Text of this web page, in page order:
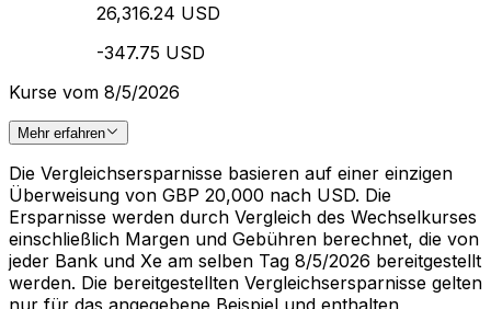
26,316.24 USD
-347.75 USD
Kurse vom 8/5/2026
Mehr erfahren
Die Vergleichsersparnisse basieren auf einer einzigen
Überweisung von GBP 20,000 nach USD. Die
Ersparnisse werden durch Vergleich des Wechselkurses
einschließlich Margen und Gebühren berechnet, die von
jeder Bank und Xe am selben Tag 8/5/2026 bereitgestellt
werden. Die bereitgestellten Vergleichsersparnisse gelten
nur für das angegebene Beispiel und enthalten